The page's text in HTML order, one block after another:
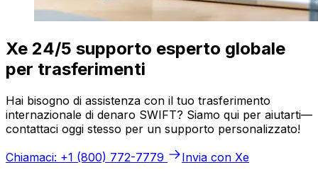
Xe 24/5 supporto esperto globale
per trasferimenti
Hai bisogno di assistenza con il tuo trasferimento
internazionale di denaro SWIFT? Siamo qui per aiutarti—
contattaci oggi stesso per un supporto personalizzato!
Chiamaci: +1 (800) 772-7779
Invia con Xe